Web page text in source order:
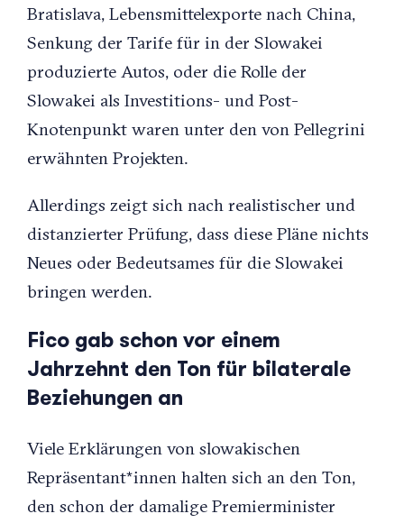
Bratislava, Lebensmittelexporte nach China,
Senkung der Tarife für in der Slowakei
produzierte Autos, oder die Rolle der
Slowakei als Investitions- und Post-
Knotenpunkt waren unter den von Pellegrini
erwähnten Projekten.
Allerdings zeigt sich nach realistischer und
distanzierter Prüfung, dass diese Pläne nichts
Neues oder Bedeutsames für die Slowakei
bringen werden.
Fico gab schon vor einem
Jahrzehnt den Ton für bilaterale
Beziehungen an
Viele Erklärungen von slowakischen
Repräsentant*innen halten sich an den Ton,
den schon der damalige Premierminister